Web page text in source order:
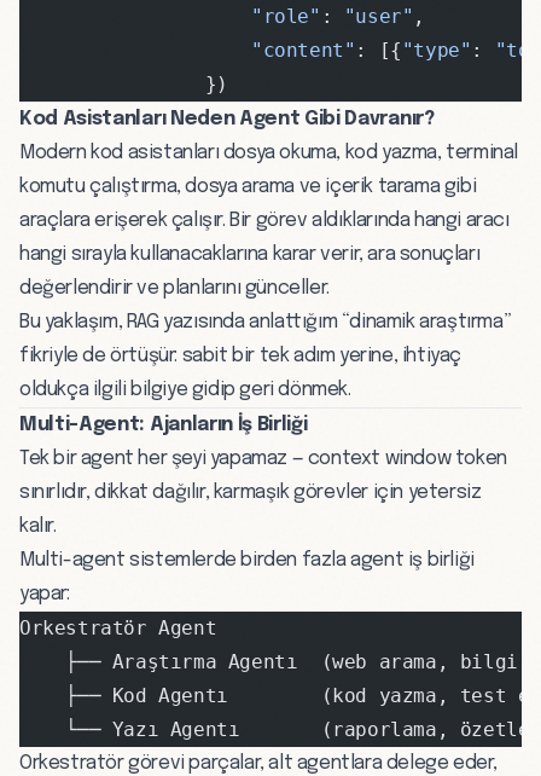
                    "role"
: "user" ,
                    "content"
: [{ "type" :
                })
Kod Asistanları Neden Agent Gibi Davranır?
Modern kod asistanları dosya okuma, kod yazma, terminal
komutu çalıştırma, dosya arama ve içerik tarama gibi
araçlara erişerek çalışır. Bir görev aldıklarında hangi aracı
hangi sırayla kullanacaklarına karar verir, ara sonuçları
değerlendirir ve planlarını günceller.
Bu yaklaşım, RAG yazısında anlattığım “dinamik araştırma”
fikriyle de örtüşür: sabit bir tek adım yerine, ihtiyaç
oldukça ilgili bilgiye gidip geri dönmek.
Multi-Agent: Ajanların İş Birliği
Tek bir agent her şeyi yapamaz — context window token
sınırlıdır, dikkat dağılır, karmaşık görevler için yetersiz
kalır.
Multi-agent sistemlerde birden fazla agent iş birliği
yapar:
Orkestratör Agent
├── Araştırma Agentı  (web arama, bilgi
├── Kod Agentı        (kod yazma, test
└── Yazı Agentı       (raporlama,
Orkestratör görevi parçalar, alt agentlara delege eder,